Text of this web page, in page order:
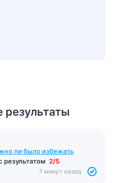
результаты
ли было избежать
результатом 2/5
7 минут назад